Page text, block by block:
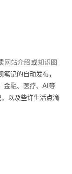
网站介绍 或知识图
记的自动发布，
金融、医疗、AI等
以及些许生活点滴